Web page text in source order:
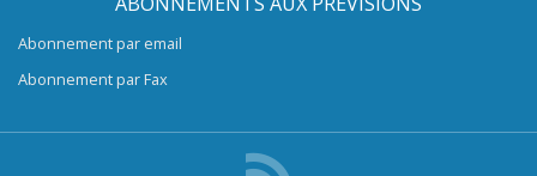
Abonnement par email
Abonnement par Fax